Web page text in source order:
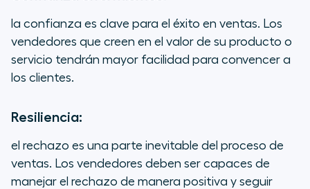
la confianza es clave para el éxito en ventas. Los
vendedores que creen en el valor de su producto o
servicio tendrán mayor facilidad para convencer a
los clientes.
Resiliencia:
el rechazo es una parte inevitable del proceso de
ventas. Los vendedores deben ser capaces de
manejar el rechazo de manera positiva y seguir